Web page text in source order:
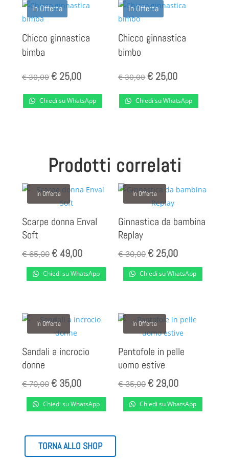
In Offerta
Chicco ginnastica
bimba
€30,00
Il
originale
€25,00Il
attuale
Chiedi su WhatsApp
In Offerta
Chicco ginnastica
bimbo
€30,00
Il
originale
€25,00Il
attuale
Chiedi su WhatsApp
Prodotti correlati
In Offerta
Scarpe donna Enval
Soft
€65,00 Il
prezzo
originale
€49,00Il
prezzo
attuale
Chiedi su WhatsApp
In Offerta
Ginnastica da bambina
Replay
€30,00Il
prezzo
originale
€25,00Il
prezzo
attuale
Chiedi su WhatsApp
In Offerta
Sandali a incrocio
donne
€70,00 Il
prezzo
originale
€ 70,00.
€35,00Il
prezzo
attuale
€ 35,00.
Chiedi su WhatsApp
In Offerta
Pantofole in pelle
uomo estive
€35,00Il
prezzo
originale
€29,00Il
prezzo
attuale
Chiedi su WhatsApp
TORNA ALLO SHOP